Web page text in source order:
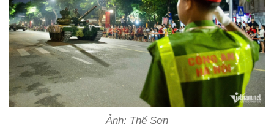
Ảnh: Thế Sơn